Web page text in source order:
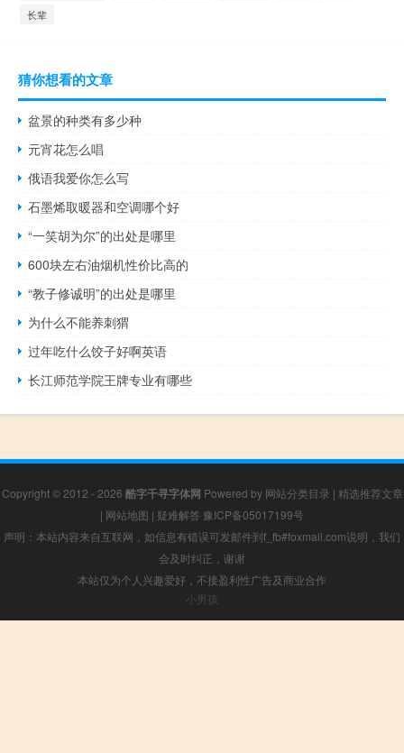
长辈
猜你想看的文章
盆景的种类有多少种
元宵花怎么唱
俄语我爱你怎么写
石墨烯取暖器和空调哪个好
“一笑胡为尔”的出处是哪里
600块左右油烟机性价比高的
“教子修诚明”的出处是哪里
为什么不能养刺猬
过年吃什么饺子好啊英语
长江师范学院王牌专业有哪些
Copyright © 2012 - 2026 酷字千寻字体网 Powered by 网站分类目录 | 精选推荐文章
| 网站地图 | 疑难解答 豫ICP备05017199号
声明：本站内容来自互联网，如信息有错误可发邮件到f_fb#foxmail.com说明，我们
会及时纠正，谢谢
本站仅为个人兴趣爱好，不接盈利性广告及商业合作
小男孩